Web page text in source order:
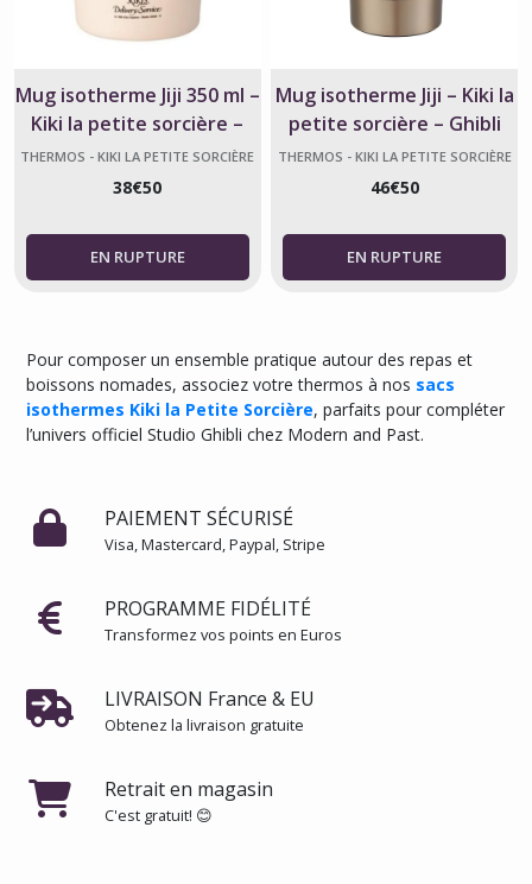
Mug isotherme Jiji 350 ml –
Kiki la petite sorcière –
Ghibli
THERMOS - KIKI LA PETITE SORCIÈRE
38€50
Mug isotherme Jiji – Kiki la
petite sorcière – Ghibli
THERMOS - KIKI LA PETITE SORCIÈRE
46€50
Pour composer un ensemble pratique autour des repas et
boissons nomades, associez votre thermos à nos sacs
isothermes Kiki la Petite Sorcière, parfaits pour compléter
l’univers officiel Studio Ghibli chez Modern and Past.
PAIEMENT SÉCURISÉ
Visa, Mastercard, Paypal, Stripe
PROGRAMME FIDÉLITÉ
Transformez vos points en Euros
LIVRAISON France & EU
Obtenez la livraison gratuite
Retrait en magasin
C'est gratuit! 😊